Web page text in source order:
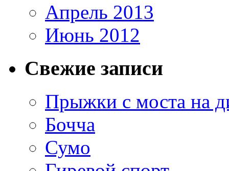
Апрель 2013
Июнь 2012
Свежие записи
Прыжки с моста на
Бочча
Сумо